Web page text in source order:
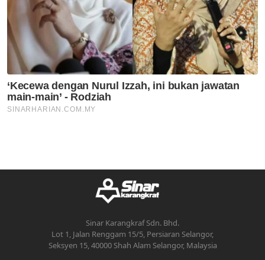
Sinar Karangkraf Sdn. Bhd.
Lot 1, Jalan Renggam 15/5, Persiaran Selangor,
Seksyen 15, 40000 Shah Alam Selangor, Malaysia